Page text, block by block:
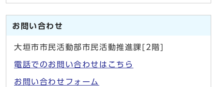
お問い合わせ
大垣市市民活動部市民活動推進課[2階]
電話でのお問い合わせはこちら
お問い合わせフォーム